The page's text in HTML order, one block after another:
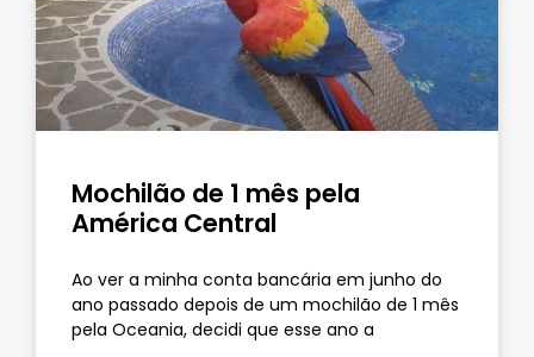
Mochilão de 1 mês pela
América Central
Ao ver a minha conta bancária em junho do
ano passado depois de um mochilão de 1 mês
pela Oceania, decidi que esse ano a